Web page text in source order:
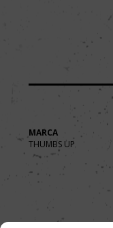
MARCA
THUMBS UP